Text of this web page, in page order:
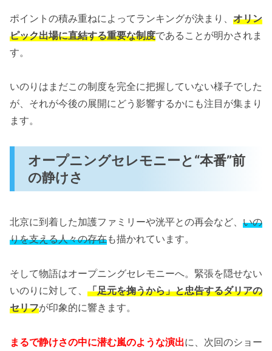
ポイントの積み重ねによってランキングが決まり、 オリン
ピック出場に直結する重要な制度であることが明かされま
す。
いのりはまだこの制度を完全に把握していない様子でした
が、それが今後の展開にどう影響するかにも注目が集まり
ます。
オープニングセレモニーと“本番”前
の静けさ
北京に到着した加護ファミリーや洸平との再会など、 いの
りを支える人々の存在も描かれています。
そして物語はオープニングセレモニーへ。緊張を隠せない
いのりに対して、 「足元を掬うから」と忠告するダリアの
セリフが印象的に響きます。
まるで静けさの中に潜む嵐のような演出に、次回のショー